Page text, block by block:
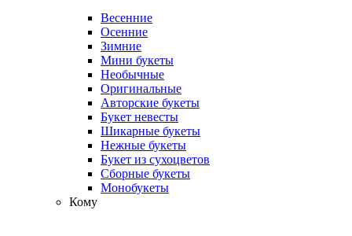
Весенние
Осенние
Зимние
Мини букеты
Необычные
Оригинальные
Авторские букеты
Букет невесты
Шикарные букеты
Нежные букеты
Букет из сухоцветов
Сборные букеты
Монобукеты
Кому